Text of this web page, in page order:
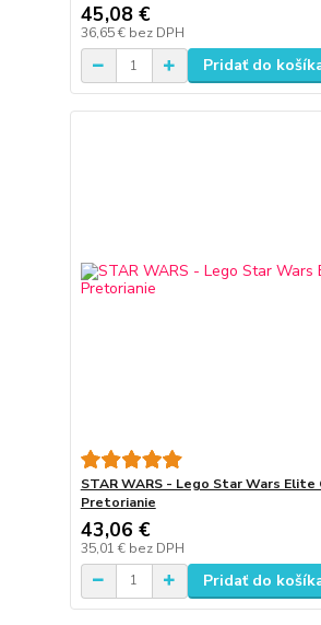
45,08 €
36,65 € bez DPH
Pridať do
STAR WARS - Lego Star Wars Elite
Pretorianie
43,06 €
35,01 € bez DPH
Pridať do